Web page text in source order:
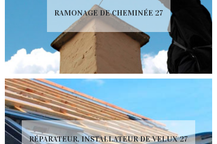
RAMONAGE DE CHEMINÉE 27
RÉPARATEUR, INSTALLATEUR DE VELUX 27